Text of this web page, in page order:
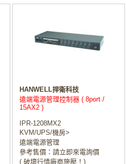
HANWELL捍衛科技
遠端電源管理控制器 ( 8port /
15AX2 )
IPR-1208MX2
KVM/UPS/機房>
遠端電源管理
參考售價：請立即來電詢價
( 破壞行情廠商施壓！)